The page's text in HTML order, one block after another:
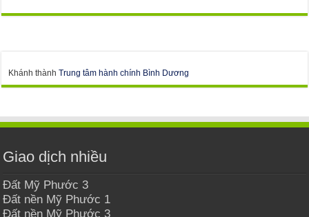
Khánh thànhTrung tâm hành chính Bình Dương
Giao dịch nhiều
Đất Mỹ Phước 3
Đất nền Mỹ Phước 1
Đất nền Mỹ Phước 3